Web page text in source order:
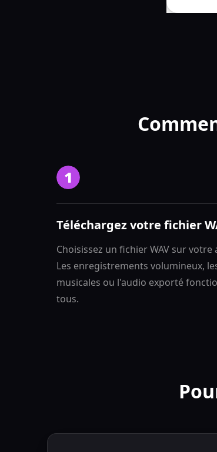
Téléchargez votre fichier
Choisissez un fichier WAV sur votre
Les enregistrements volumineux,
musicales ou l'audio exporté
tous.